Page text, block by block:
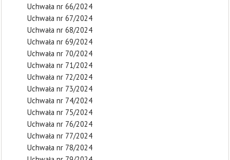
Uchwała nr 66/2024
Uchwała nr 67/2024
Uchwała nr 68/2024
Uchwała nr 69/2024
Uchwała nr 70/2024
Uchwała nr 71/2024
Uchwała nr 72/2024
Uchwała nr 73/2024
Uchwała nr 74/2024
Uchwała nr 75/2024
Uchwała nr 76/2024
Uchwała nr 77/2024
Uchwała nr 78/2024